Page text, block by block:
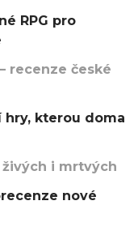
RPG pro
recenze české
hry, kterou doma
i mrtvých
nové